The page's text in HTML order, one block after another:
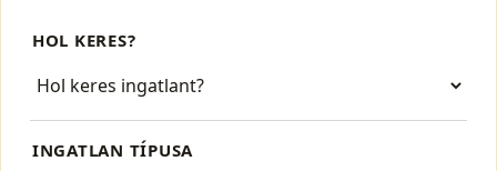
HOL KERES?
INGATLAN TÍPUSA